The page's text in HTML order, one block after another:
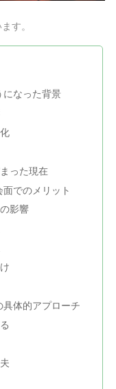
す。
になった背景
った現在
でのメリット
影響
体的アプローチ